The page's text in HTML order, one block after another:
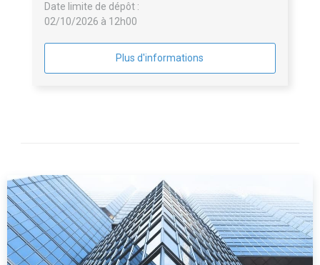
Date limite de dépôt :
02/10/2026 à 12h00
Plus d'informations